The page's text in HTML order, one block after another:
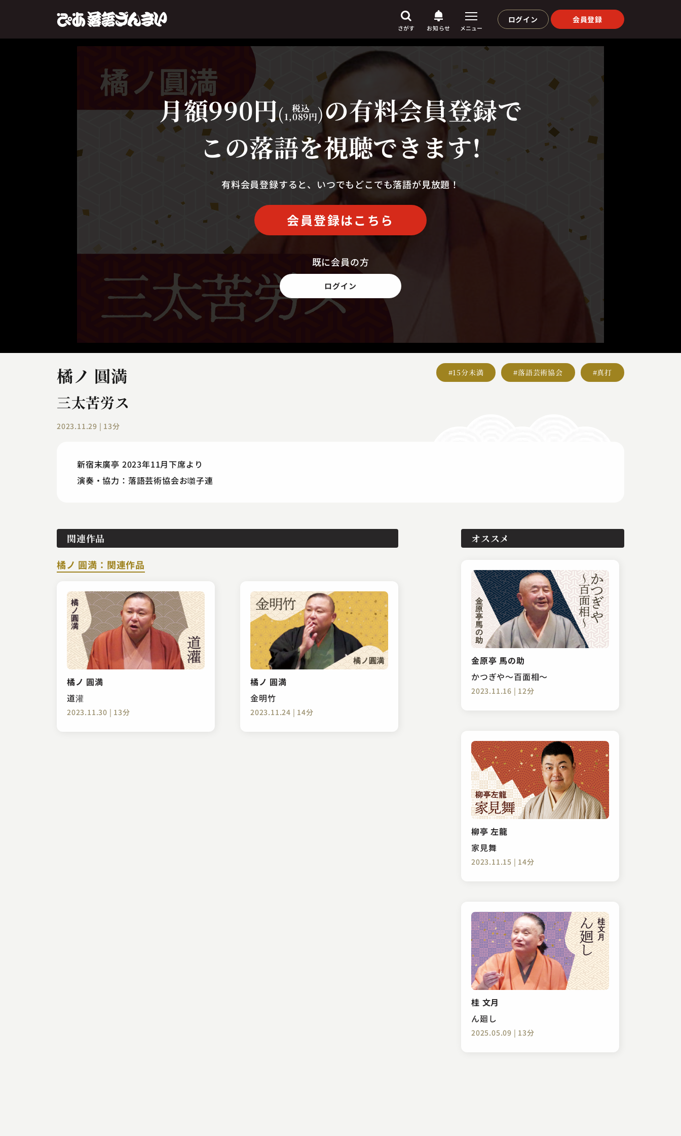
さがす
芸人からさがす
演目 からさがす
上演時間からさがす
お知らせ メニュー
ログイン 会員登録
月額990円( 税込
1,089円)の有料会員登録で
この落語を視聴できます!
有料会員登録すると、いつでもどこでも落語が見放題！
会員登録はこちら
既に会員の方
ログイン
橘ノ 圓満
三太苦労ス
2023.11.29 | 13分
#15分未満 #落語芸術協会 #真打
新宿末廣亭 2023年11月下席より
演奏・協力：落語芸術協会お囃子連
関連作品
橘ノ 圓満：関連作品
橘ノ 圓満
道灌
2023.11.30 | 13分
橘ノ 圓満
金明竹
2023.11.24 | 14分
オススメ
金原亭 馬の助
かつぎや～百面相～
2023.11.16 | 12分
柳亭 左龍
家見舞
2023.11.15 | 14分
桂 文月
ん廻し
2025.05.09 | 13分